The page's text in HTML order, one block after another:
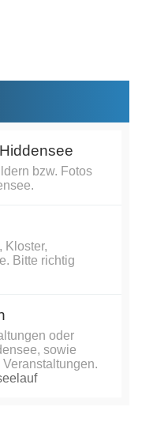
bzw. Fotos
Kloster,
Bitte richtig
oder
sowie